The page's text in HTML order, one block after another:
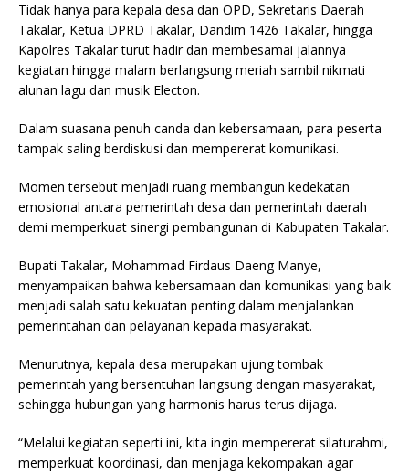
Tidak hanya para kepala desa dan OPD, Sekretaris Daerah
Takalar, Ketua DPRD Takalar, Dandim 1426 Takalar, hingga
Kapolres Takalar turut hadir dan membesamai jalannya
kegiatan hingga malam berlangsung meriah sambil nikmati
alunan lagu dan musik Electon.
Dalam suasana penuh canda dan kebersamaan, para peserta
tampak saling berdiskusi dan mempererat komunikasi.
Momen tersebut menjadi ruang membangun kedekatan
emosional antara pemerintah desa dan pemerintah daerah
demi memperkuat sinergi pembangunan di Kabupaten Takalar.
Bupati Takalar, Mohammad Firdaus Daeng Manye,
menyampaikan bahwa kebersamaan dan komunikasi yang baik
menjadi salah satu kekuatan penting dalam menjalankan
pemerintahan dan pelayanan kepada masyarakat.
Menurutnya, kepala desa merupakan ujung tombak
pemerintah yang bersentuhan langsung dengan masyarakat,
sehingga hubungan yang harmonis harus terus dijaga.
“Melalui kegiatan seperti ini, kita ingin mempererat silaturahmi,
memperkuat koordinasi, dan menjaga kekompakan agar